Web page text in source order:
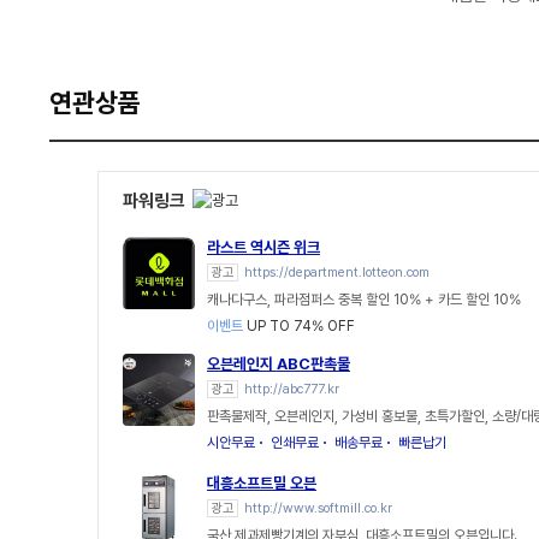
연관상품
파워링크
라스트 역시즌 위크
광고 https://department.lotteon.com
캐나다구스, 파라점퍼스 중복 할인 10% + 카드 할인 10%
이벤트 UP TO 74% OFF
오븐레인지 ABC판촉물
광고 http://abc777.kr
판촉물제작, 오븐레인지, 가성비 홍보물, 초특가할인, 소량/대
시안무료
인쇄무료 배송무료 빠른납기
대흥소프트밀 오븐
광고 http://www.softmill.co.kr
국산 제과제빵기계의 자부심, 대흥소프트밀의 오븐입니다.